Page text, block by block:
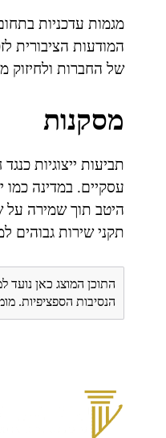
מגמות עדכניות
המודעות הציבורית
של החברות ולחיזוק
מסקנות
תביעות ייצוגיות
עסקיים. במדינה כמו
היטב תוך שמירה על
תקני שירות גבוהים
התוכן המוצג כאן נועד
הנסיבות הספציפיות.